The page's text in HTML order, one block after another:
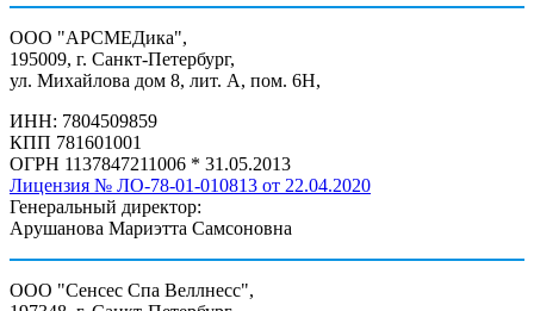
ООО "АРСМЕДика",
195009, г. Санкт-Петербург,
ул. Михайлова дом 8, лит. А, пом. 6Н,
ИНН: 7804509859
КПП 781601001
ОГРН 1137847211006 * 31.05.2013
Лицензия № ЛО-78-01-010813 от 22.04.2020
Генеральный директор:
Арушанова Мариэтта Самсоновна
ООО "Сенсес Спа Веллнесс",